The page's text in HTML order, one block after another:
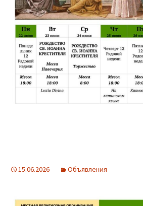
15.06.2026 Объявления